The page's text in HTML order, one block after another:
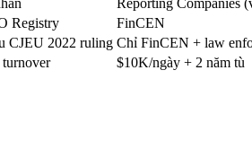
Registry
FinCEN
CJEU 2022 ruling Chỉ FinCEN + law
$10K/ngày + 2 năm tù